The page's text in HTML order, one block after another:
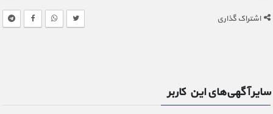
اشتراک گذاری
سایر آگهی‌های این کاربر